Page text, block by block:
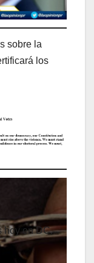
sobre la
los
hoy en DC,